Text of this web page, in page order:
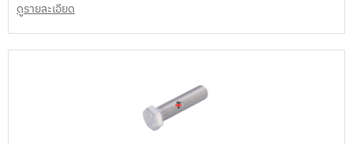
ดูรายละเอียด